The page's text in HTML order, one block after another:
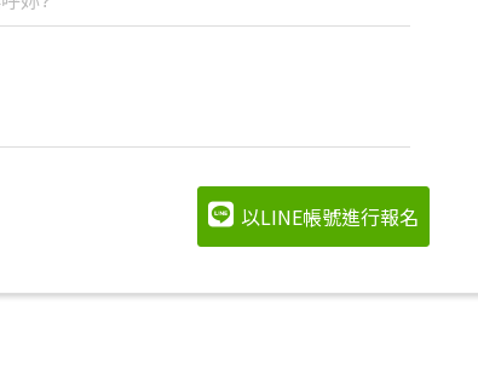
以LINE帳號進行報名